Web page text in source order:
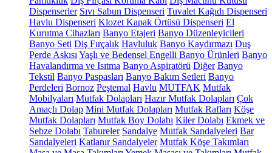
Dispenserler Sıvı Sabun Dispenseri Tuvalet Kağıdı Dispenseri
Havlu Dispenseri Klozet Kapak Örtüsü Dispenseri El
Kurutma Cihazları Banyo Etajeri Banyo Düzenleyicileri
Banyo Seti Diş Fırçalık Havluluk Banyo Kaydırmazı Duş
Perde Askısı Yaşlı ve Bedensel Engelli Banyo Ürünleri Banyo
Havalandırma ve Isıtma Banyo Aspiratörü Diğer Banyo
Tekstil Banyo Paspasları Banyo Bakım Setleri Banyo
Perdeleri Bornoz Peştemal Havlu MUTFAK Mutfak
Mobilyaları Mutfak Dolapları Hazır Mutfak Dolapları Çok
Amaçlı Dolap Mini Mutfak Dolapları Mutfak Rafları Köşe
Mutfak Dolapları Mutfak Boy Dolabı Kiler Dolabı Ekmek ve
Sebze Dolabı Tabureler Sandalye Mutfak Sandalyeleri Bar
Sandalyeleri Katlanır Sandalyeler Mutfak Köşe Takımları